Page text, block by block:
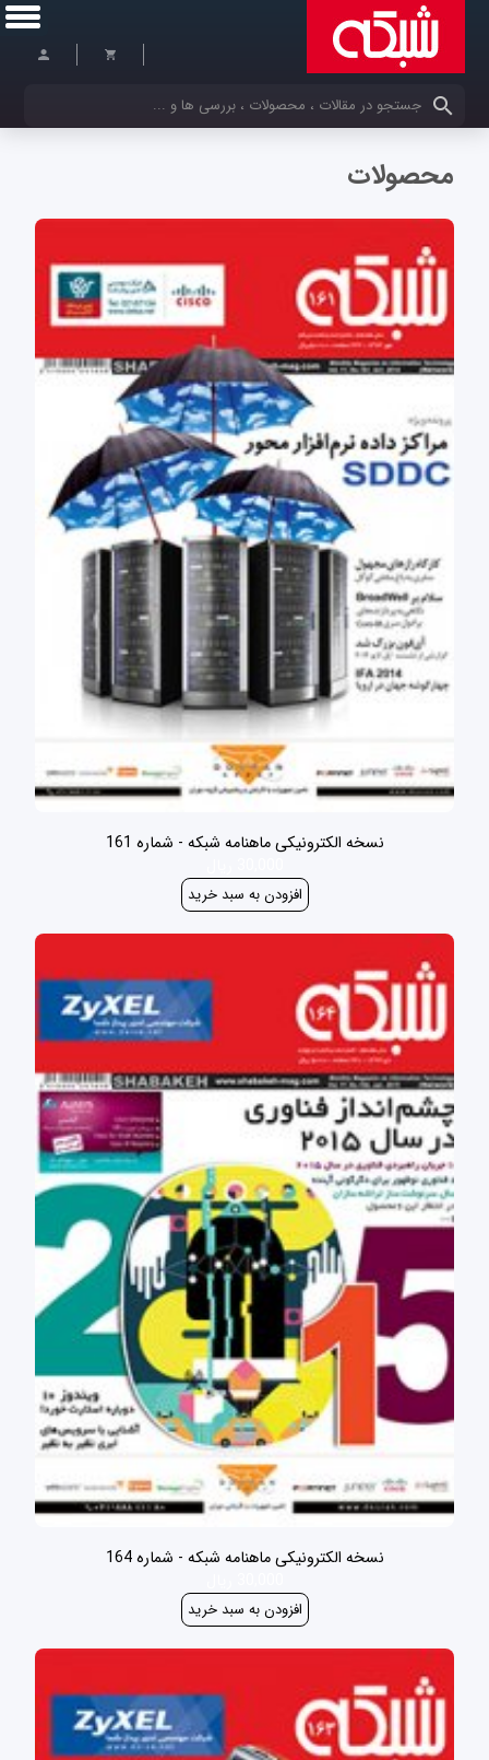
کلمات کلیدی خود را وارد کنید
محصولات
نسخه الکترونیکی ماهنامه شبکه - شماره 161
نسخه الکترونیکی ماهنامه شبکه - شماره 164